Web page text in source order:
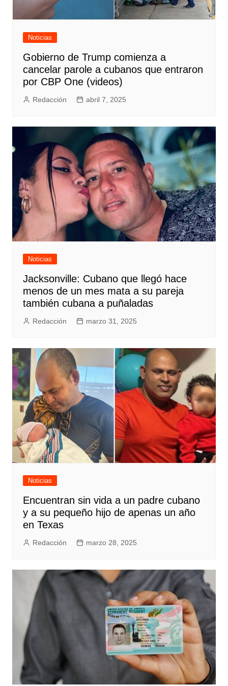
Noticias
Gobierno de Trump comienza a
cancelar parole a cubanos que entraron
por CBP One (videos)
Redacción abril 7, 2025
Noticias
Jacksonville: Cubano que llegó hace
menos de un mes mata a su pareja
también cubana a puñaladas
Redacción marzo 31, 2025
Noticias
Encuentran sin vida a un padre cubano
y a su pequeño hijo de apenas un año
en Texas
Redacción marzo 28, 2025